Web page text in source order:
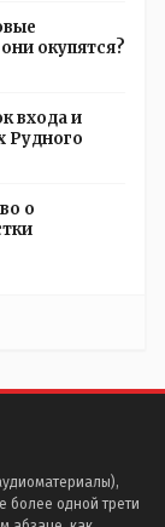
окупятся?
входа и
Рудного
о
более одной трети